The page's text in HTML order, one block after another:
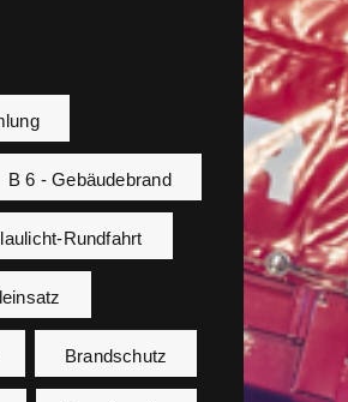
B 6 - Gebäudebrand
Rundfahrt
Brandschutz